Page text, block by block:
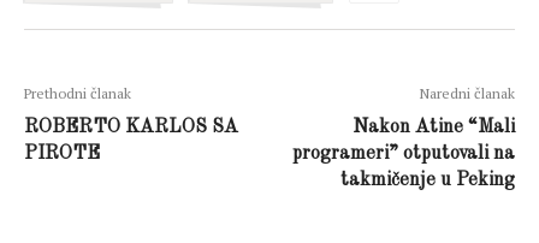
Prethodni članak
ROBERTO KARLOS SA
PIROTE
Naredni članak
Nakon Atine “Mali
programeri” otputovali na
takmičenje u Peking